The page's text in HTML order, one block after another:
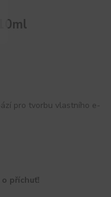
pro tvorbu vlastního e-
příchuť!